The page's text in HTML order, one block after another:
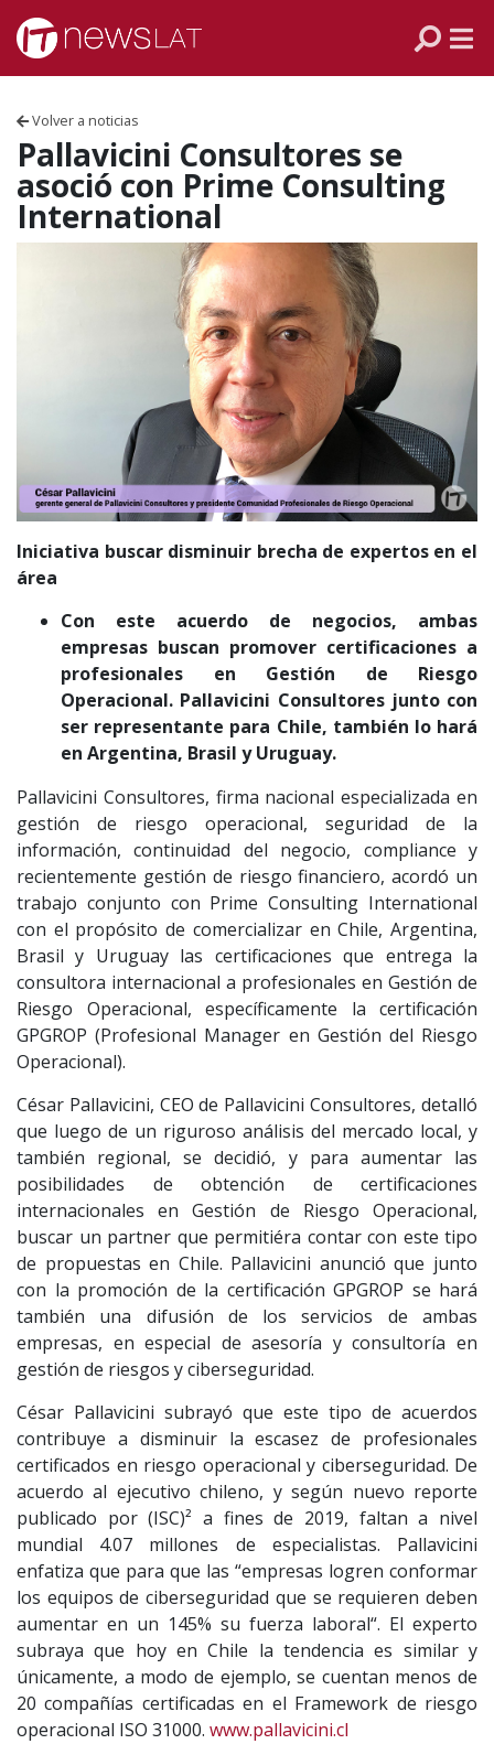
Skip to content
Volver a noticias
Pallavicini Consultores se
asoció con Prime Consulting
International
Iniciativa buscar disminuir brecha de expertos en el
área
Con este acuerdo de negocios, ambas
empresas buscan promover certificaciones a
profesionales en Gestión de Riesgo
Operacional. Pallavicini Consultores junto con
ser representante para Chile, también lo hará
en Argentina, Brasil y Uruguay.
Pallavicini Consultores, firma nacional especializada en
gestión de riesgo operacional, seguridad de la
información, continuidad del negocio, compliance y
recientemente gestión de riesgo financiero, acordó un
trabajo conjunto con Prime Consulting International
con el propósito de comercializar en Chile, Argentina,
Brasil y Uruguay las certificaciones que entrega la
consultora internacional a profesionales en Gestión de
Riesgo Operacional, específicamente la certificación
GPGROP (Profesional Manager en Gestión del Riesgo
Operacional).
César Pallavicini, CEO de Pallavicini Consultores, detalló
que luego de un riguroso análisis del mercado local, y
también regional, se decidió, y para aumentar las
posibilidades de obtención de certificaciones
internacionales en Gestión de Riesgo Operacional,
buscar un partner que permitiéra contar con este tipo
de propuestas en Chile. Pallavicini anunció que junto
con la promoción de la certificación GPGROP se hará
también una difusión de los servicios de ambas
empresas, en especial de asesoría y consultoría en
gestión de riesgos y ciberseguridad.
César Pallavicini subrayó que este tipo de acuerdos
contribuye a disminuir la escasez de profesionales
certificados en riesgo operacional y ciberseguridad. De
acuerdo al ejecutivo chileno, y según nuevo reporte
publicado por (ISC)² a fines de 2019, faltan a nivel
mundial 4.07 millones de especialistas. Pallavicini
enfatiza que para que las “empresas logren conformar
los equipos de ciberseguridad que se requieren deben
aumentar en un 145% su fuerza laboral“. El experto
subraya que hoy en Chile la tendencia es similar y
únicamente, a modo de ejemplo, se cuentan menos de
20 compañías certificadas en el Framework de riesgo
operacional ISO 31000. www.pallavicini.cl
VENEZUELA
ECUADOR
PERÚ
CHILE
ARGENTINA
MÉXICO